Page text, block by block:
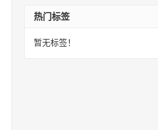
热门标签
暂无标签！